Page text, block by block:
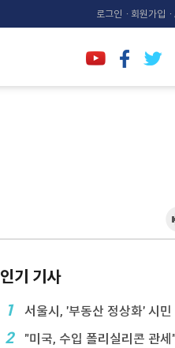
로그인 · 회원가입
인기 기사
1
서울시, '부동산 정상화' 시민 토론회
2 "미국, 수입 폴리실리콘 관